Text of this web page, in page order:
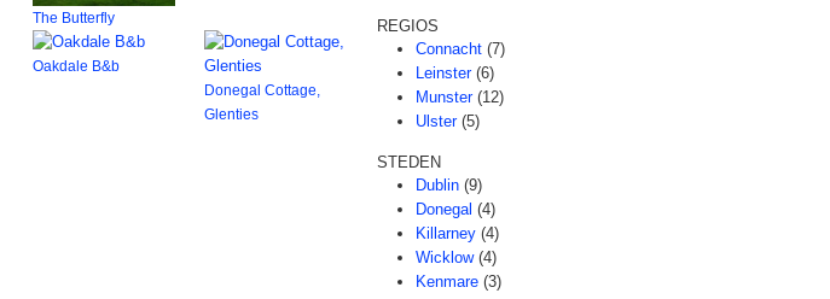
The Butterfly
Oakdale B&b
Donegal Cottage,
Glenties
REGIOS
Connacht (7)
Leinster (6)
Munster (12)
Ulster (5)
STEDEN
Dublin (9)
Donegal (4)
Killarney (4)
Wicklow (4)
Kenmare (3)